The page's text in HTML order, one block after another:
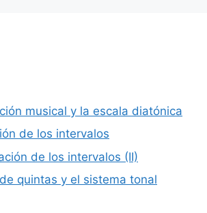
musical y la escala diatónica
de los intervalos
de los intervalos (II)
quintas y el sistema tonal